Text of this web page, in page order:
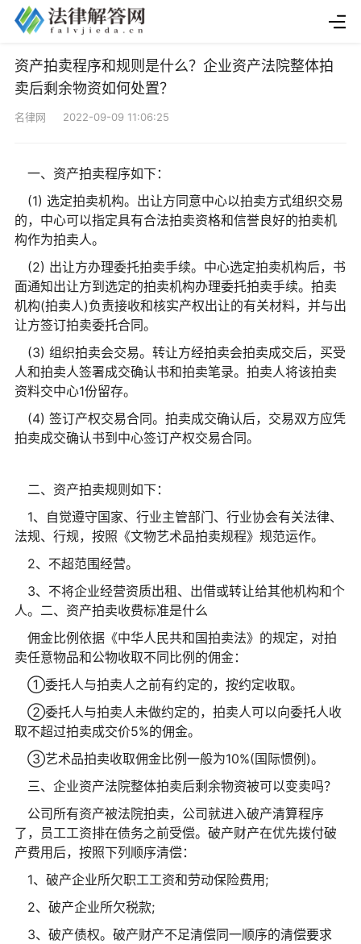
资产拍卖程序和规则是什么？企业资产法院整体拍
卖后剩余物资如何处置？
名律网 2022-09-09 11:06:25
一、资产拍卖程序如下：
(1) 选定拍卖机构。出让方同意中心以拍卖方式组织交易
的，中心可以指定具有合法拍卖资格和信誉良好的拍卖机
构作为拍卖人。
(2) 出让方办理委托拍卖手续。中心选定拍卖机构后，书
面通知出让方到选定的拍卖机构办理委托拍卖手续。拍卖
机构(拍卖人)负责接收和核实产权出让的有关材料，并与出
让方签订拍卖委托合同。
(3) 组织拍卖会交易。转让方经拍卖会拍卖成交后，买受
人和拍卖人签署成交确认书和拍卖笔录。拍卖人将该拍卖
资料交中心1份留存。
(4) 签订产权交易合同。拍卖成交确认后，交易双方应凭
拍卖成交确认书到中心签订产权交易合同。
二、资产拍卖规则如下：
1、自觉遵守国家、行业主管部门、行业协会有关法律、
法规、行规，按照《文物艺术品拍卖规程》规范运作。
2、不超范围经营。
3、不将企业经营资质出租、出借或转让给其他机构和个
人。二、资产拍卖收费标准是什么
佣金比例依据《中华人民共和国拍卖法》的规定，对拍
卖任意物品和公物收取不同比例的佣金：
①委托人与拍卖人之前有约定的，按约定收取。
②委托人与拍卖人未做约定的，拍卖人可以向委托人收
取不超过拍卖成交价5%的佣金。
③艺术品拍卖收取佣金比例一般为10%(国际惯例)。
三、企业资产法院整体拍卖后剩余物资被可以变卖吗？
公司所有资产被法院拍卖，公司就进入破产清算程序
了，员工工资排在债务之前受偿。破产财产在优先拨付破
产费用后，按照下列顺序清偿：
1、破产企业所欠职工工资和劳动保险费用;
2、破产企业所欠税款;
3、破产债权。破产财产不足清偿同一顺序的清偿要求